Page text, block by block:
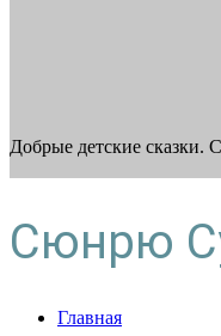
Добрые детские сказки.
Сюнрю
Главная